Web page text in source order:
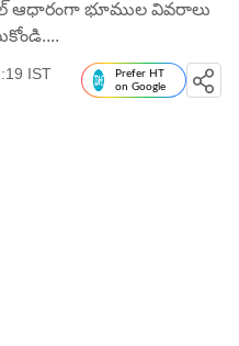
ఆధారంగా భూముల వివరాలు
IST
Prefer HT
on Google